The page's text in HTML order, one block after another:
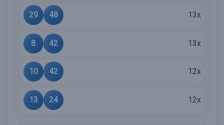
29 48 13x
8 42 13x
10 42 12x
13 24 12x